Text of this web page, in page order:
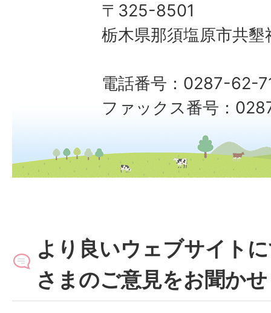
〒325-8501
栃木県那須塩原市共
電話番号：0287-62-
ファックス番号：
より良いウェブサイト
さまのご意見をお聞か